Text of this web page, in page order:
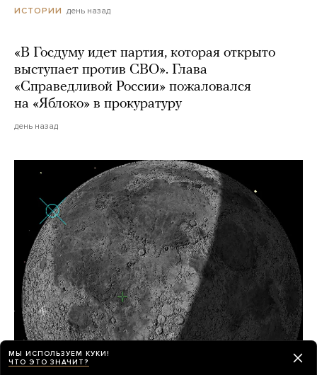
ИСТОРИИ день назад
«В Госдуму идет партия, которая открыто
выступает против СВО». Глава
«Справедливой России» пожаловался
на «Яблоко» в прокуратуру
день назад
Часть ракеты SpaceX (размером
МЫ ИСПОЛЬЗУЕМ КУКИ!
ЧТО ЭТО ЗНАЧИТ?